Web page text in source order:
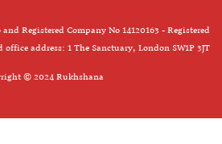
Registered Company No 14120163 - Registered
address: 1 The Sanctuary, London SW1P 3JT
© 2024 Rukhshana